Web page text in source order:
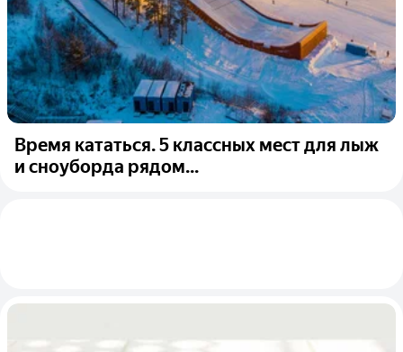
Время кататься. 5 классных мест для лыж
и сноуборда рядом...